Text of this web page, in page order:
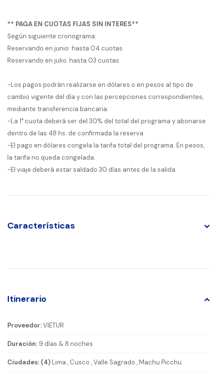
** PAGA EN CUOTAS FIJAS SIN INTERES**
Según siguiente cronograma:
Reservando en junio: hasta 04 cuotas
Reservando en julio: hasta 03 cuotas
-Los pagos podrán realizarse en dólares o en pesos al tipo de
cambio vigente del día y con las percepciones correspondientes,
mediante transferencia bancaria.
-La 1° cuota deberá ser del 30% del total del programa y abonarse
dentro de las 48 hs. de confirmada la reserva.
-El pago en dólares congela la tarifa total del programa. En pesos,
la tarifa no queda congelada.
-El viaje deberá estar saldado 30 días antes de la salida.
Características
Itinerario
Proveedor:VIETUR
Duración: 9 días & 8 noches
Ciudades: (4)Lima , Cusco ,Valle Sagrado ,Machu Picchu